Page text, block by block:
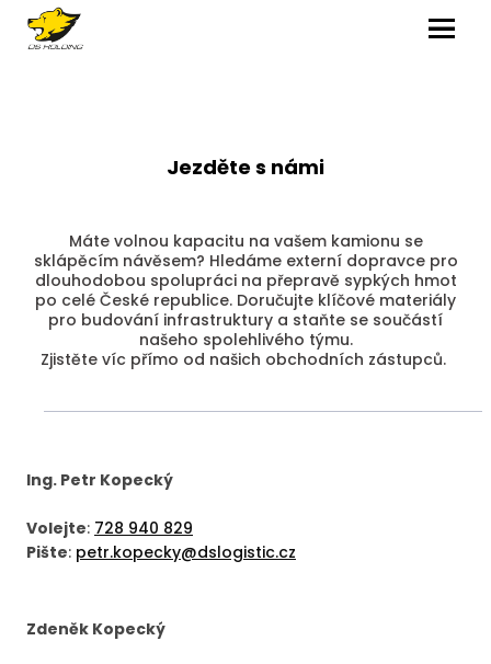
MENU
Jezděte s námi
Máte volnou kapacitu na vašem kamionu se
sklápěcím návěsem? Hledáme externí dopravce pro
dlouhodobou spolupráci na přepravě sypkých hmot
po celé České republice. Doručujte klíčové materiály
pro budování infrastruktury a staňte se součástí
našeho spolehlivého týmu.
Zjistěte víc přímo od našich obchodních zástupců.
Ing. Petr Kopecký
Volejte: 728 940 829
Pište: petr.kopecky@dslogistic.cz
Zdeněk Kopecký